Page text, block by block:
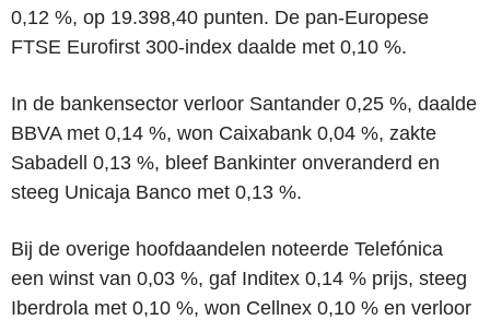
0,12 %, op 19.398,40 punten. De pan-Europese
FTSE Eurofirst 300-index daalde met 0,10 %.
In de bankensector verloor Santander 0,25 %, daalde
BBVA met 0,14 %, won Caixabank 0,04 %, zakte
Sabadell 0,13 %, bleef Bankinter onveranderd en
steeg Unicaja Banco met 0,13 %.
Bij de overige hoofdaandelen noteerde Telefónica
een winst van 0,03 %, gaf Inditex 0,14 % prijs, steeg
Iberdrola met 0,10 %, won Cellnex 0,10 % en verloor